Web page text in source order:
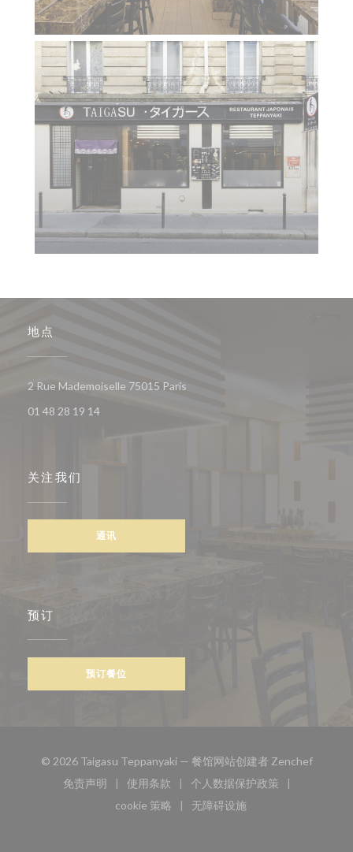
地点
2 Rue Mademoiselle 75015 Paris
01 48 28 19 14
关注我们
通讯
预订
预订餐位
© 2026 Taigasu Teppanyaki — 餐馆网站创建者 Zenchef((在新
免责声明
((在新窗口中打开))
使用条款
((在新窗口中打开))
个人数据保护政策
((在新窗口中打开))
cookie 策略
((在新窗口中打开))
无障碍设施
((在新窗口中打开))